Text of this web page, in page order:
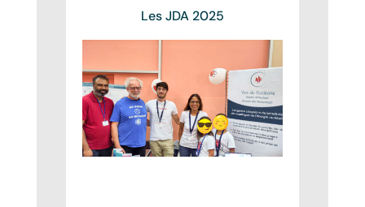
Les JDA 2025